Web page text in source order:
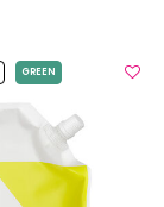
GREEN